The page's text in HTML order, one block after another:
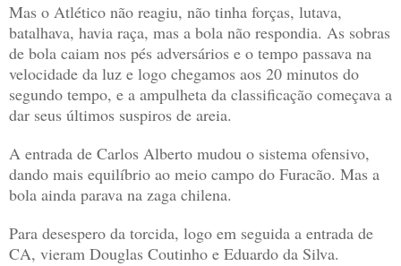
Mas o Atlético não reagiu, não tinha forças, lutava,
batalhava, havia raça, mas a bola não respondia. As sobras
de bola caiam nos pés adversários e o tempo passava na
velocidade da luz e logo chegamos aos 20 minutos do
segundo tempo, e a ampulheta da classificação começava a
dar seus últimos suspiros de areia.
A entrada de Carlos Alberto mudou o sistema ofensivo,
dando mais equilíbrio ao meio campo do Furacão. Mas a
bola ainda parava na zaga chilena.
Para desespero da torcida, logo em seguida a entrada de
CA, vieram Douglas Coutinho e Eduardo da Silva.